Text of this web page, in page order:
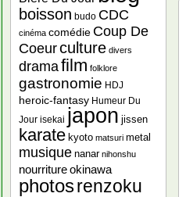
boisson budo CDC
cinéma comédie Coup De
Coeurculture divers
dramafilm folklore
gastronomie HDJ
heroic-fantasy Humeur Du
Jour isekai japon jissen
karate kyoto matsuri metal
musique nanar nihonshu
nourriture okinawa
photosrenzoku